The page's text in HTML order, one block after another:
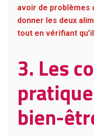
avoir de problèmes
donner les deux
tout en vérifiant
3. Les
bien-